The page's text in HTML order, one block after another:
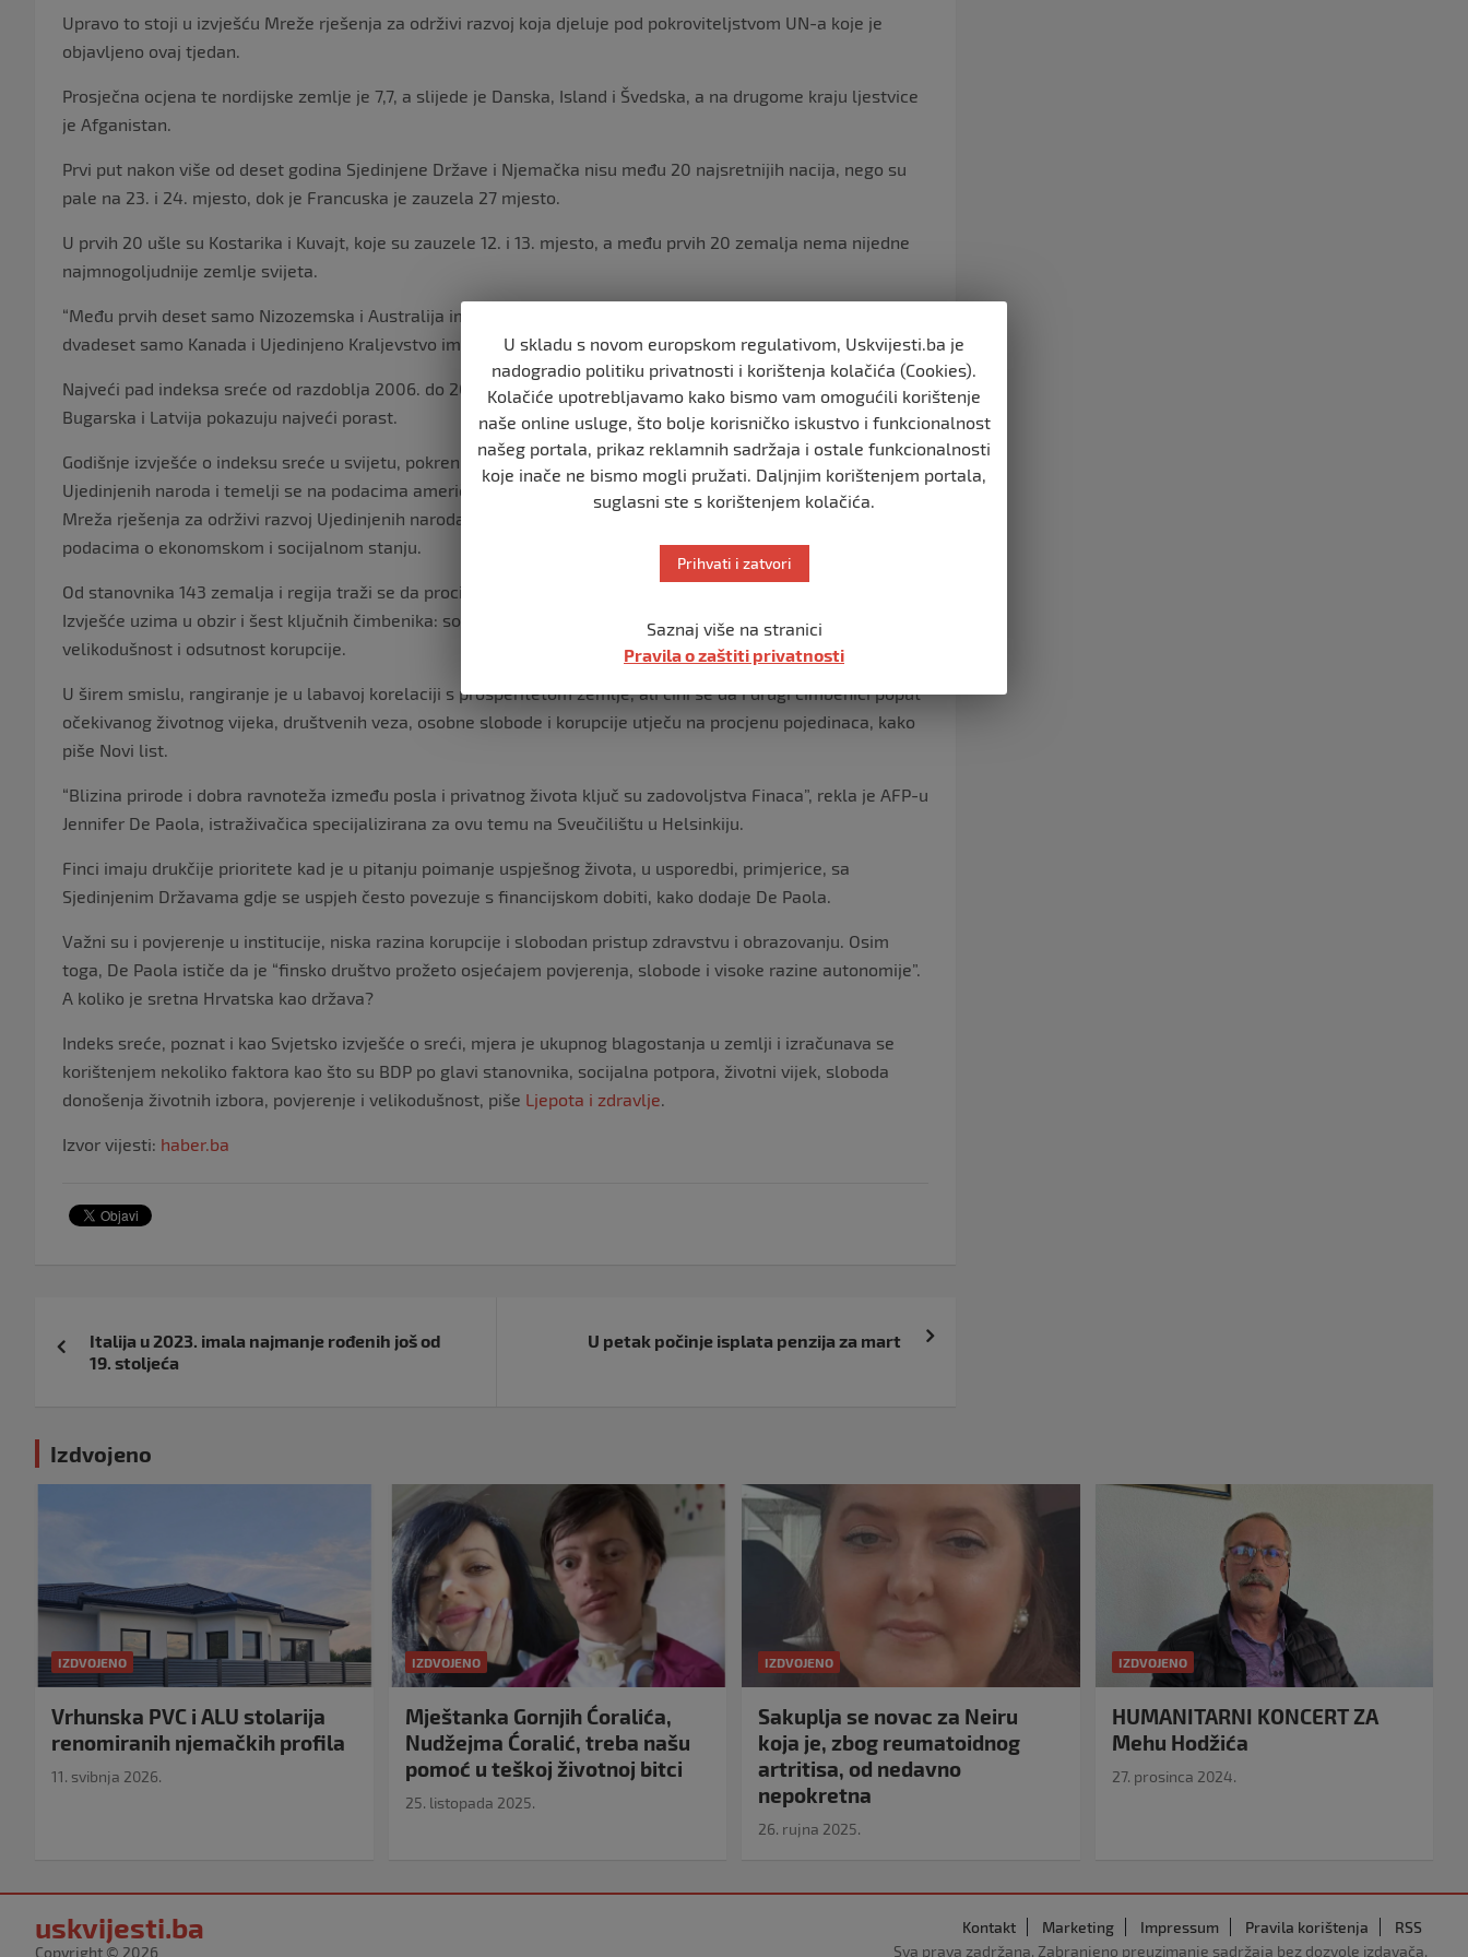
Upravo to stoji u izvješću Mreže rješenja za održivi razvoj koja djeluje pod pokroviteljstvom UN-a koje je
objavljeno ovaj tjedan.
Prosječna ocjena te nordijske zemlje je 7,7, a slijede je Danska, Island i Švedska, a na drugome kraju ljestvice
je Afganistan.
Prvi put nakon više od deset godina Sjedinjene Države i Njemačka nisu među 20 najsretnijih nacija, nego su
pale na 23. i 24. mjesto, dok je Francuska je zauzela 27 mjesto.
U prvih 20 ušle su Kostarika i Kuvajt, koje su zauzele 12. i 13. mjesto, a među prvih 20 zemalja nema nijedne
najmnogoljudnije zemlje svijeta.
“Među prvih deset samo Nizozemska i Australija imaju više od 15 milijuna stanovnika, a u sklopu prvih
dvadeset samo Kanada i Ujedinjeno Kraljevstvo imaju više od 30 milijuna stanovnika”, stoji u izvješću.
Najveći pad indeksa sreće od razdoblja 2006. do 2010. odnosi se na Afganistan, Libanon i Jordan, dok Srbija,
Bugarska i Latvija pokazuju najveći porast.
Godišnje izvješće o indeksu sreće u svijetu, pokrenuto je 2012. da bi se podržali ciljevi održivog razvoja
Ujedinjenih naroda i temelji se na podacima američke tvrtke za istraživanje tržišta Gallup, a objavljuje ga
Mreža rješenja za održivi razvoj Ujedinjenih naroda. Temelji se na procjeni ljudi o njihovoj sreći, kao i na
podacima o ekonomskom i socijalnom stanju.
Od stanovnika 143 zemalja i regija traži se da procijene zadovoljstvo životom na ljestvici od nula do 10.
Izvješće uzima u obzir i šest ključnih čimbenika: socijalnu potporu, osobne prihode, zdravlje, slobodu,
velikodušnost i odsutnost korupcije.
U širem smislu, rangiranje je u labavoj korelaciji s prosperitetom zemlje, ali čini se da i drugi čimbenici poput
očekivanog životnog vijeka, društvenih veza, osobne slobode i korupcije utječu na procjenu pojedinaca, kako
piše Novi list.
“Blizina prirode i dobra ravnoteža između posla i privatnog života ključ su zadovoljstva Finaca”, rekla je AFP-u
Jennifer De Paola, istraživačica specijalizirana za ovu temu na Sveučilištu u Helsinkiju.
Finci imaju drukčije prioritete kad je u pitanju poimanje uspješnog života, u usporedbi, primjerice, sa
Sjedinjenim Državama gdje se uspjeh često povezuje s financijskom dobiti, kako dodaje De Paola.
Važni su i povjerenje u institucije, niska razina korupcije i slobodan pristup zdravstvu i obrazovanju. Osim
toga, De Paola ističe da je “finsko društvo prožeto osjećajem povjerenja, slobode i visoke razine autonomije”.
A koliko je sretna Hrvatska kao država?
Indeks sreće, poznat i kao Svjetsko izvješće o sreći, mjera je ukupnog blagostanja u zemlji i izračunava se
korištenjem nekoliko faktora kao što su BDP po glavi stanovnika, socijalna potpora, životni vijek, sloboda
donošenja životnih izbora, povjerenje i velikodušnost, piše Ljepota i zdravlje.
Izvor vijesti: haber.ba
objava
Italija u 2023. imala najmanje rođenih još od
19. stoljeća
U petak počinje isplata penzija za mart
Izdvojeno
IZDVOJENO
Vrhunska PVC i ALU stolarija
renomiranih njemačkih profila
11. svibnja 2026.
IZDVOJENO
Mještanka Gornjih Ćoralića,
Nudžejma Ćoralić, treba našu
pomoć u teškoj životnoj bitci
25. listopada 2025.
IZDVOJENO
Sakuplja se novac za Neiru
koja je, zbog reumatoidnog
artritisa, od nedavno
nepokretna
26. rujna 2025.
IZDVOJENO
HUMANITARNI KONCERT ZA
Mehu Hodžića
27. prosinca 2024.
uskvijesti.ba
Copyright © 2026
Kontakt Marketing Impressum Pravila korištenja
RSS
Sva prava zadržana. Zabranjeno preuzimanje sadržaja bez dozvole izdavača.
U skladu s novom europskom regulativom, Uskvijesti.ba je
nadogradio politiku privatnosti i korištenja kolačića (Cookies).
Kolačiće upotrebljavamo kako bismo vam omogućili korištenje
naše online usluge, što bolje korisničko iskustvo i funkcionalnost
našeg portala, prikaz reklamnih sadržaja i ostale funkcionalnosti
koje inače ne bismo mogli pružati. Daljnjim korištenjem portala,
suglasni ste s korištenjem kolačića.
Prihvati i zatvori
Saznaj više na stranici
Pravila o zaštiti privatnosti